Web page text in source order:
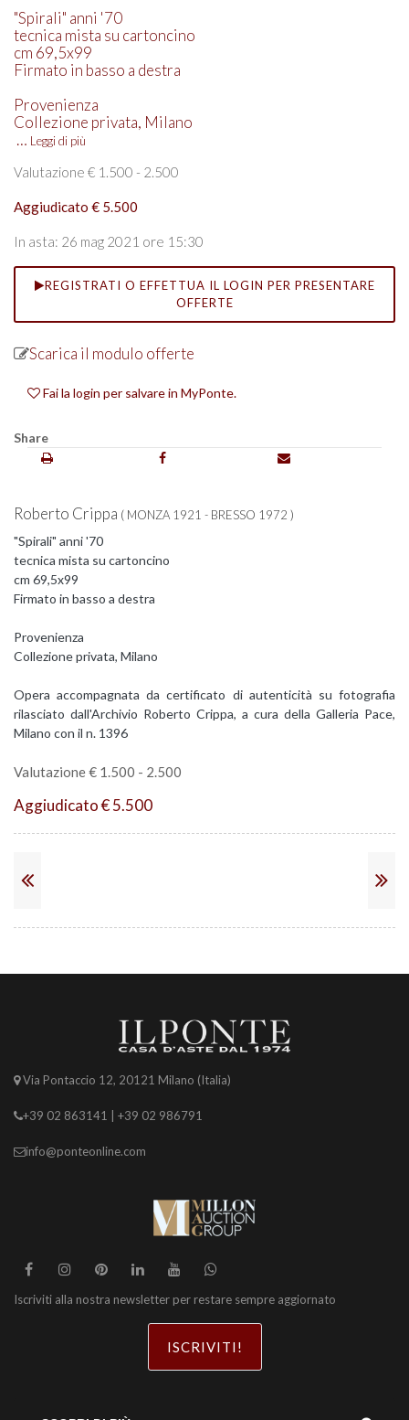
"Spirali" anni '70
tecnica mista su cartoncino
cm 69,5x99
Firmato in basso a destra
Provenienza
Collezione privata, Milano
… Leggi di più
Valutazione € 1.500 - 2.500
Aggiudicato € 5.500
In asta: 26 mag 2021 ore 15:30
REGISTRATI O EFFETTUA IL LOGIN PER PRESENTARE
OFFERTE
Scarica il modulo offerte
Fai la login per salvare in MyPonte.
Share
Roberto Crippa ( MONZA 1921 - BRESSO 1972 )
"Spirali" anni '70
tecnica mista su cartoncino
cm 69,5x99
Firmato in basso a destra
Provenienza
Collezione privata, Milano
Opera accompagnata da certificato di autenticità su fotografia
rilasciato dall'Archivio Roberto Crippa, a cura della Galleria Pace,
Milano con il n. 1396
Valutazione € 1.500 - 2.500
Aggiudicato € 5.500
Via Pontaccio 12, 20121 Milano (Italia)
+39 02 863141 | +39 02 986791
info@ponteonline.com
Iscriviti alla nostra newsletter per restare sempre aggiornato
ISCRIVITI!